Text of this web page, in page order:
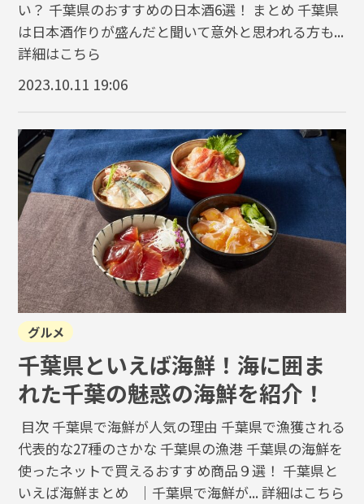
い？ 千葉県のおすすめの日本酒6選！ まとめ 千葉県
は日本酒作りが盛んだと聞いて意外と思われる方も...
詳細はこちら
2023.10.11 19:06
グルメ
千葉県といえば海鮮！海に囲ま
れた千葉の魅惑の海鮮を紹介！
目次 千葉県で海鮮が人気の理由 千葉県で漁獲される
代表的な27種のさかな 千葉県の漁港 千葉県の海鮮を
使ったネットで買えるおすすめ商品９選！ 千葉県と
いえば海鮮まとめ ｜千葉県で海鮮が...詳細はこちら